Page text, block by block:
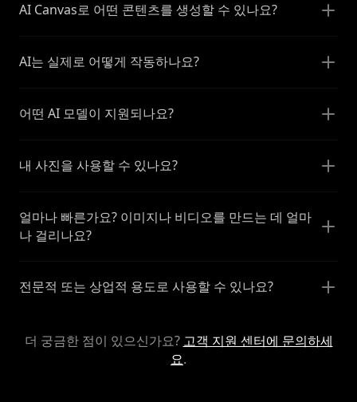
AI Canvas로 어떤 콘텐츠를 생성할 수 있나요?
AI는 실제로 어떻게 작동하나요?
어떤 AI 모델이 지원되나요?
내 사진을 사용할 수 있나요?
얼마나 빠른가요? 이미지나 비디오를 만드는 데 얼마
나 걸리나요?
전문적 또는 상업적 용도로 사용할 수 있나요?
더 궁금한 점이 있으신가요? 고객 지원 센터에 문의하세
요.